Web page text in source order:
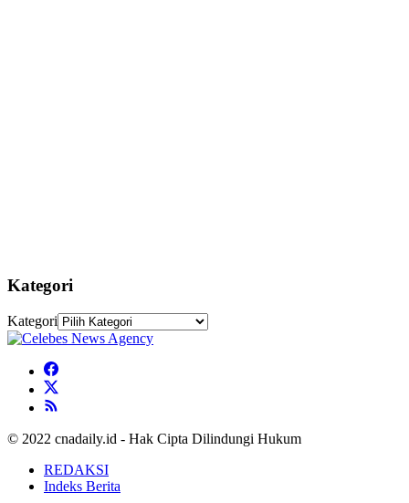
Kategori
Kategori
© 2022 cnadaily.id - Hak Cipta Dilindungi Hukum
REDAKSI
Indeks Berita